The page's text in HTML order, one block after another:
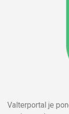
Valterportal je